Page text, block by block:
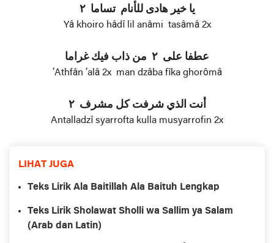
يا خير هادی للأنام تساما ۲
Yâ khoiro hâdî lil anâmi tasâmâ 2x
عطفا علی ۲ من ذاب فيك غراما
‘Athfân ‘alâ 2x man dzâba fîka ghorômâ
أنت الذي شرفت کل مشرف ۲
Antalladzî syarrofta kulla musyarrofin 2x
LIHAT JUGA
Teks Lirik Ala Baitillah Ala Baituh Lengkap
Teks Lirik Sholawat Sholli wa Sallim ya Salam
(Arab dan Latin)